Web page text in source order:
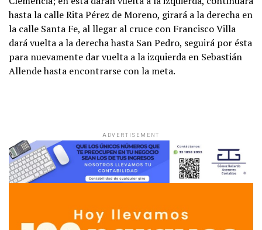
hasta la calle Rita Pérez de Moreno, girará a la derecha en
la calle Santa Fe, al llegar al cruce con Francisco Villa
dará vuelta a la derecha hasta San Pedro, seguirá por ésta
para nuevamente dar vuelta a la izquierda en Sebastián
Allende hasta encontrarse con la meta.
ADVERTISEMENT